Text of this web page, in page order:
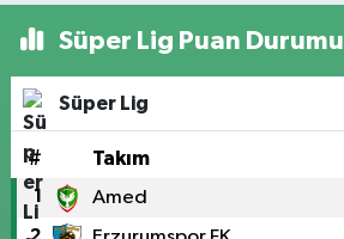
Süper Lig Puan Durumu
Süper Lig
# Takım
1 Amed